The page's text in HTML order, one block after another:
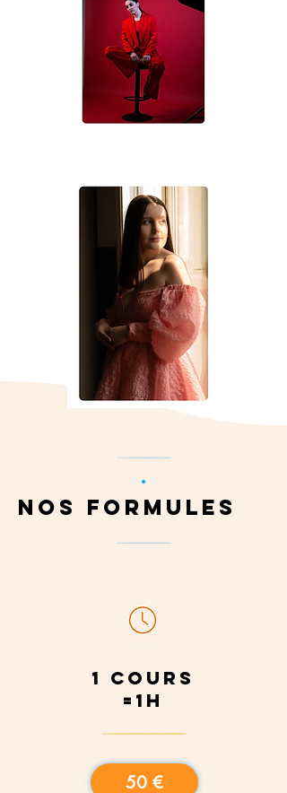
Nos FORMULES
1 cours
=1h
50 €